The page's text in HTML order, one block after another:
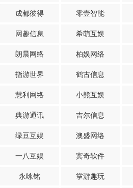
成都彼得 零壹智能
网趣信息 希萌互娱
朗晨网络 柏娱网络
指游世界 鹤古信息
慧利网络 小熊互娱
典游通讯 吉尔信息
绿豆互娱 澳盛网络
一八互娱 宾奇软件
永咏铭 掌游趣玩